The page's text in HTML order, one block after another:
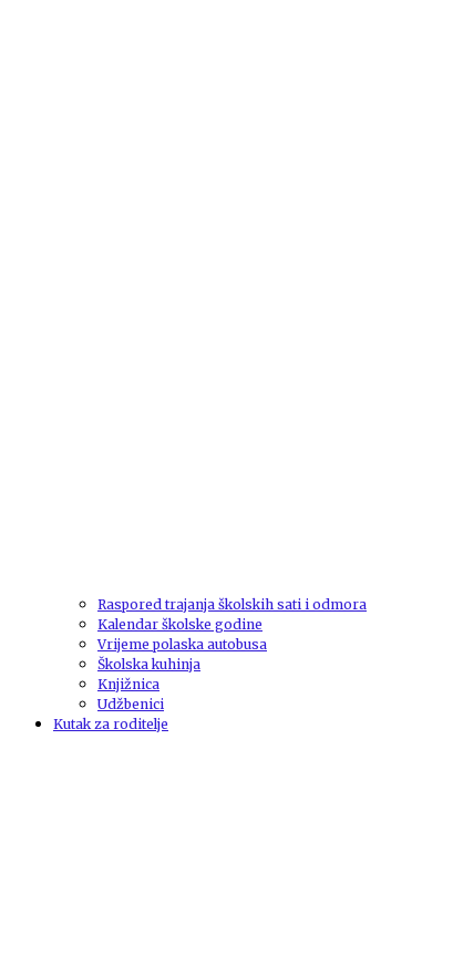
Raspored trajanja školskih sati i odmora
Kalendar školske godine
Vrijeme polaska autobusa
Školska kuhinja
Knjižnica
Udžbenici
Kutak za roditelje